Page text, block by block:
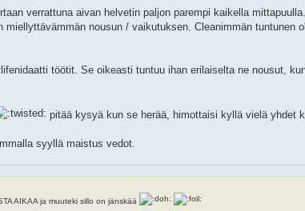
verrattuna aivan helvetin paljon parempi kaikella
nousun / vaikutuksen. Cleanimmän tuntunen
töötit. Se oikeasti tuntuu ihan erilaiselta ne nousut,
pitää kysyä kun se herää, himottaisi kyllä vielä yhdet
syyllä maistus vedot.
AIKAA ja muuteki sillo on jänskää